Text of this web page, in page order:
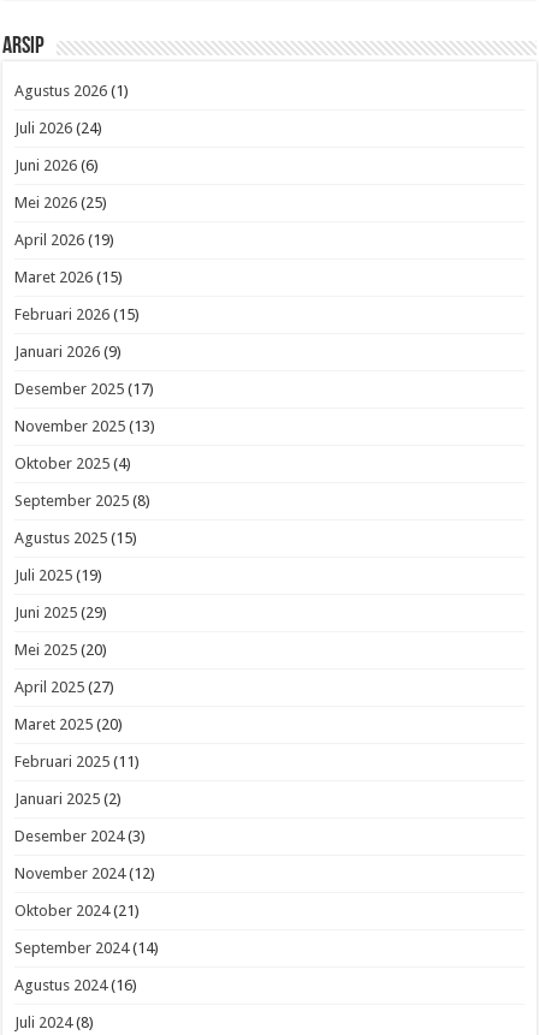
Arsip
Agustus 2026 (1)
Juli 2026 (24)
Juni 2026 (6)
Mei 2026 (25)
April 2026 (19)
Maret 2026 (15)
Februari 2026 (15)
Januari 2026 (9)
Desember 2025 (17)
November 2025 (13)
Oktober 2025 (4)
September 2025 (8)
Agustus 2025 (15)
Juli 2025 (19)
Juni 2025 (29)
Mei 2025 (20)
April 2025 (27)
Maret 2025 (20)
Februari 2025 (11)
Januari 2025 (2)
Desember 2024(3)
November 2024(12)
Oktober 2024(21)
September 2024(14)
Agustus 2024(16)
Juli 2024(8)